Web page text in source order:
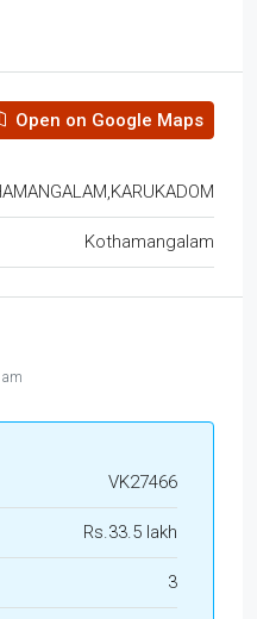
Open on Google Maps
Kothamangalam
VK27466
Rs.33.5 lakh
3